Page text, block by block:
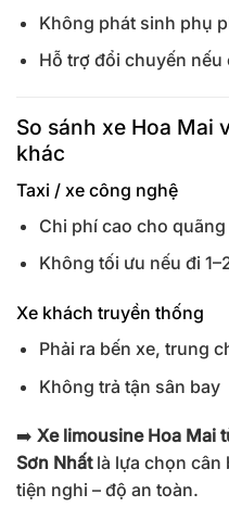
Không phát sinh phụ
Hỗ trợ đổi chuyến
So sánh xe Hoa Mai
khác
Taxi / xe công nghệ
Chi phí cao cho
Không tối ưu nếu đi
Xe khách truyền thống
Phải ra bến xe, trung
Không trả tận sân bay
➡️ Xe limousine Hoa Mai
Sơn Nhấtlà lựa chọn cân
tiện nghi – độ an toàn.